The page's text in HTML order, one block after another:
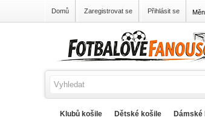
Domů Zaregistrovat se Přihlásit se
Klubů košile Dětské košile Dámské